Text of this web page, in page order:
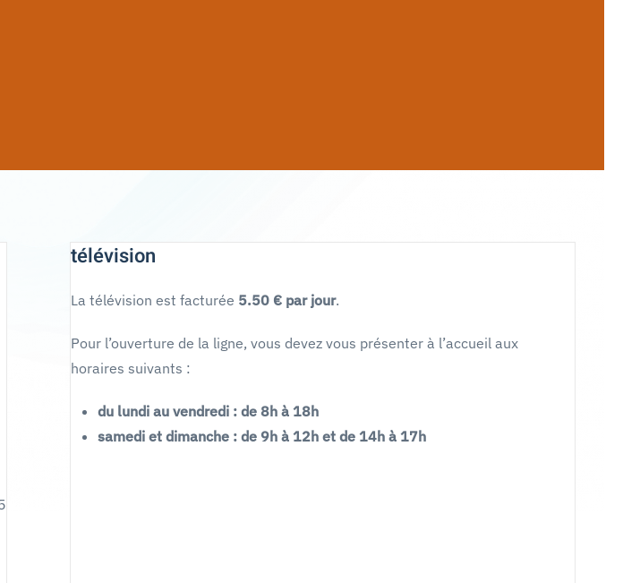
télévision
La télévision est facturée 5.50 € par jour.
Pour l’ouverture de la ligne, vous devez vous présenter à l’accueil aux
horaires suivants :
du lundi au vendredi : de 8h à 18h
samedi et dimanche : de 9h à 12h et de 14h à 17h